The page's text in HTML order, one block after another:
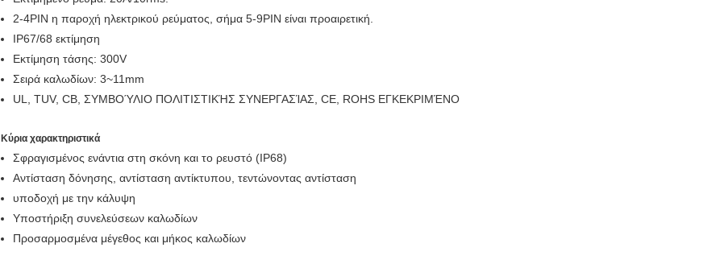
2-4PIN η παροχή ηλεκτρικού ρεύματος, σήμα 5-9PIN είναι προαιρετική.
IP67/68 εκτίμηση
Εκτίμηση τάσης: 300V
Σειρά καλωδίων: 3~11mm
UL, TUV, CB, ΣΥΜΒΟΎΛΙΟ ΠΟΛΙΤΙΣΤΙΚΉΣ ΣΥΝΕΡΓΑΣΊΑΣ, CE, ROHS ΕΓΚΕΚΡΙΜΈΝΟ
Κύρια χαρακτηριστικά
Σφραγισμένος ενάντια στη σκόνη και το ρευστό (IP68)
Αντίσταση δόνησης, αντίσταση αντίκτυπου, τεντώνοντας αντίσταση
υποδοχή με την κάλυψη
Υποστήριξη συνελεύσεων καλωδίων
Προσαρμοσμένα μέγεθος και μήκος καλωδίων